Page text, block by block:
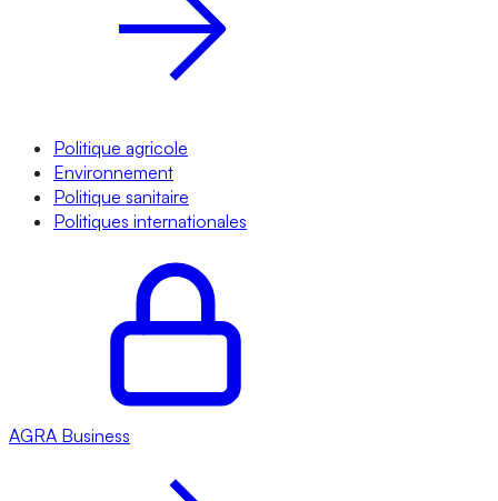
Politique agricole
Environnement
Politique sanitaire
Politiques internationales
AGRA Business